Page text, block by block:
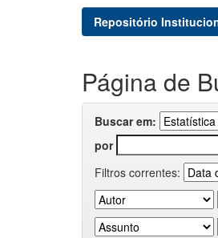
Repositório
Página de
Buscar em:
por
Filtros correntes: